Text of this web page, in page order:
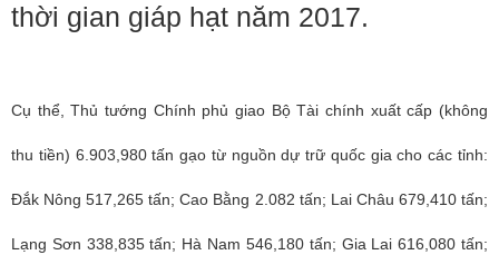
thời gian giáp hạt năm 2017.
Cụ thể, Thủ tướng Chính phủ giao Bộ Tài chính xuất cấp (không
thu tiền) 6.903,980 tấn gạo từ nguồn dự trữ quốc gia cho các tỉnh:
Đắk Nông 517,265 tấn; Cao Bằng 2.082 tấn; Lai Châu 679,410 tấn;
Lạng Sơn 338,835 tấn; Hà Nam 546,180 tấn; Gia Lai 616,080 tấn;